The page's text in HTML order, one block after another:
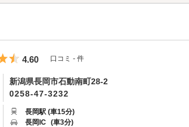
5つ星のうち4.5
4.60 口コミ - 件
新潟県長岡市石動南町28-2
0258-47-3232
長岡駅 (車15分)
長岡IC (車3分)